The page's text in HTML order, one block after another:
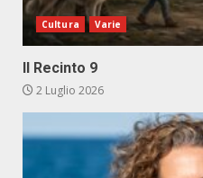
Cultura Varie
Il Recinto 9
2 Luglio 2026